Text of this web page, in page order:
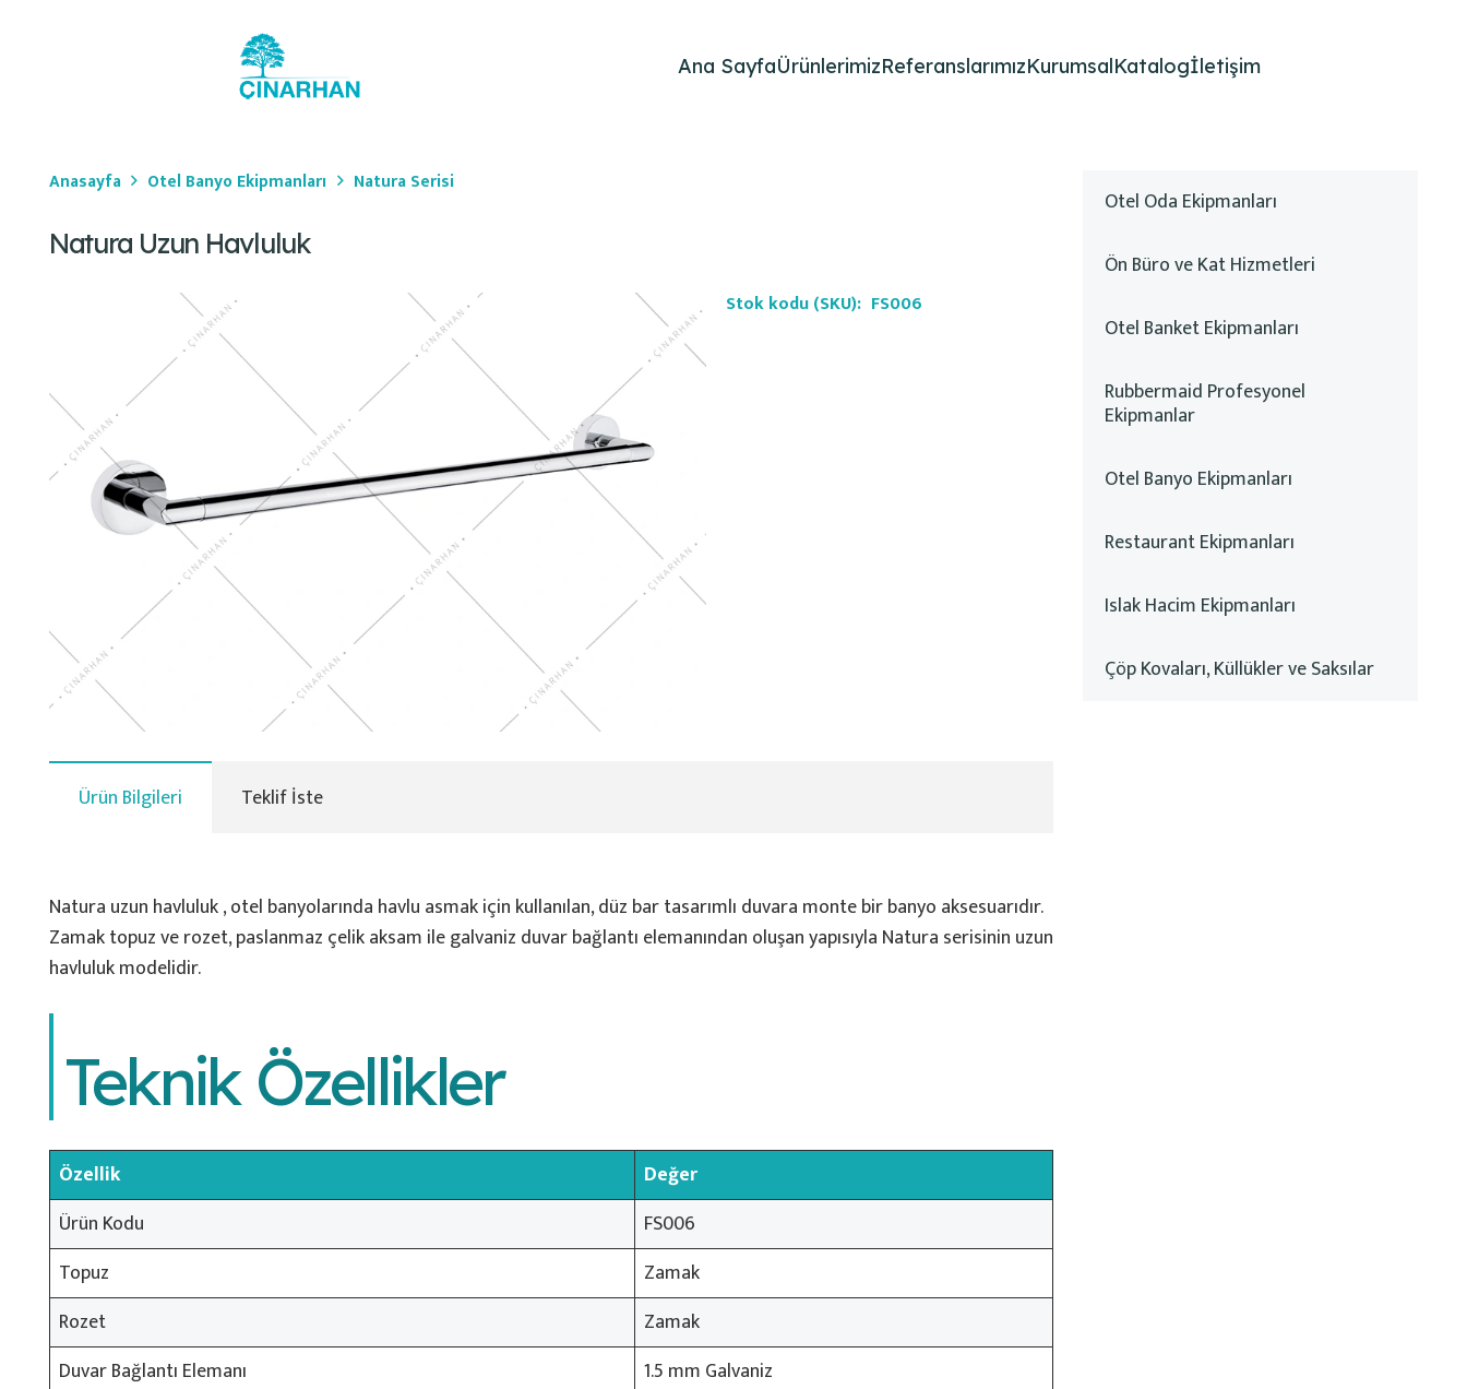
Ana SayfaÜrünlerimizReferanslarımızKurumsalKatalogİletişim
Anasayfa Otel Banyo Ekipmanları Natura Serisi
Natura Uzun Havluluk
Stok kodu (SKU): FS006
Ürün Bilgileri Teklif İste
Natura uzun havluluk , otel banyolarında havlu asmak için kullanılan, düz bar tasarımlı duvara monte bir banyo aksesuarıdır.
Zamak topuz ve rozet, paslanmaz çelik aksam ile galvaniz duvar bağlantı elemanından oluşan yapısıyla Natura serisinin uzun
havluluk modelidir.
Teknik Özellikler
Özellik
Değer
Ürün Kodu
FS006
Topuz
Zamak
Rozet
Zamak
Duvar Bağlantı Elemanı
1.5 mm Galvaniz
Otel Oda Ekipmanları
Ön Büro ve Kat Hizmetleri
Otel Banket Ekipmanları
Rubbermaid Profesyonel
Ekipmanlar
Otel Banyo Ekipmanları
Restaurant Ekipmanları
Islak Hacim Ekipmanları
Çöp Kovaları, Küllükler ve Saksılar